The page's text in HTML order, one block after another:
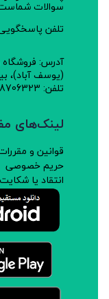
سوالات
تلفن
آدرس: فروشگاه
تلفن: 02188706323
لینک‌های
قوانین و
حریم خصوصی
انتقاد یا شکایت